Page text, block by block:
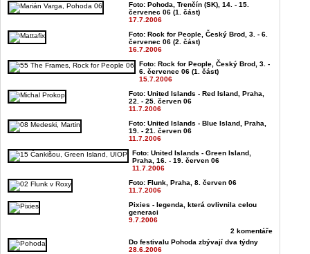
Foto: Pohoda, Trenčín (SK), 14. - 15.
červenec 06 (1. část)
17.7.2006
Foto: Rock for People, Český Brod, 3. - 6.
červenec 06 (2. část)
16.7.2006
Foto: Rock for People, Český Brod, 3. -
6. červenec 06 (1. část)
15.7.2006
Foto: United Islands - Red Island, Praha,
22. - 25. červen 06
11.7.2006
Foto: United Islands - Blue Island, Praha,
19. - 21. červen 06
11.7.2006
Foto: United Islands - Green Island,
Praha, 16. - 19. červen 06
11.7.2006
Foto: Flunk, Praha, 8. červen 06
11.7.2006
Pixies - legenda, která ovlivnila celou
generaci
9.7.2006
2 komentáře
Do festivalu Pohoda zbývají dva týdny
28.6.2006